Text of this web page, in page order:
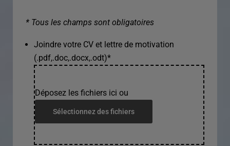
* Tous les champs sont obligatoires
Joindre votre CV et lettre de motivation
(.pdf,.doc,.docx,.odt)*
Déposez les fichiers ici ou
Sélectionnez des fichiers